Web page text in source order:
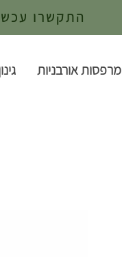
התקשרו עכשיו!
מרפסות אורבניות